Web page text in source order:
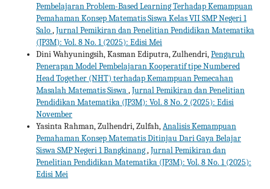
Pembelajaran Problem-Based Learning Terhadap Kemampuan
Pemahaman Konsep Matematis Siswa Kelas VII SMP Negeri 1
Salo,Jurnal Pemikiran dan Penelitian Pendidikan Matematika
(JP3M): Vol. 8 No. 1 (2025): Edisi Mei
Dini Wahyuningsih, Kasman Ediputra, Zulhendri,Pengaruh
Penerapan Model Pembelajaran Kooperatif tipe Numbered
Head Together (NHT) terhadap Kemampuan Pemecahan
Masalah Matematis Siswa,Jurnal Pemikiran dan Penelitian
Pendidikan Matematika (JP3M): Vol. 8 No. 2 (2025): Edisi
November
Yasinta Rahman, Zulhendri, Zulfah,Analisis Kemampuan
Pemahaman Konsep Matematis Ditinjau Dari Gaya Belajar
Siswa SMP Negeri 1 Bangkinang,Jurnal Pemikiran dan
Penelitian Pendidikan Matematika (JP3M): Vol. 8 No. 1 (2025):
Edisi Mei